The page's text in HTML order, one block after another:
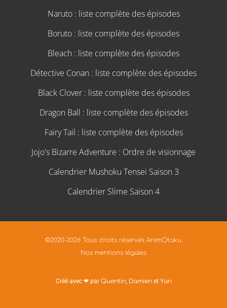
Naruto : liste complète des épisodes
Boruto : liste complète des épisodes
Bleach : liste complète des épisodes
Détective Conan : liste complète des épisodes
Black Clover : liste complète des épisodes
Dragon Ball : liste complète des épisodes
Fairy Tail : liste complète des épisodes
Jojo's Bizarre Adventure : Ordre de visionnage
Calendrier Mushoku Tensei Saison 3
Calendrier Slime Saison 4
©2020-2026 Tous droits réservés AnimOtaku.
Nos mentions légales
Créé avec ❤ par Quentin, Damienet Yan